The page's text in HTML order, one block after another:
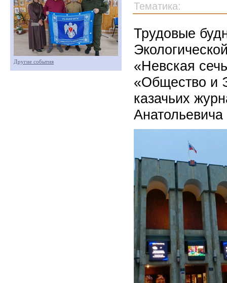
Тематика:
Трудовые
«Невская
«Общество и
казачьих
Анатольевича
Другие события